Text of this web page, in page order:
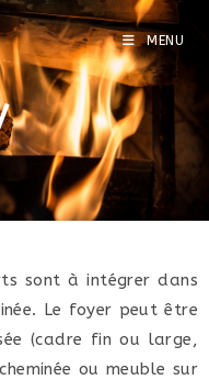
MENU
sont à intégrer dans
Le foyer peut être
(cadre fin ou large,
ou meuble sur